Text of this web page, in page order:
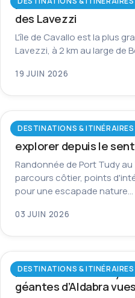
L’île de Cavallo en
des Lavezzi
L'île de Cavallo est la plus
Lavezzi, à 2 km au large de
19 JUIN 2026
DESTINATIONS & ITINÉRAIRES
Trou de l’Enfer à Groix
explorer depuis le
Randonnée de Port Tudy au
parcours côtier, points
pour une escapade nature…
03 JUIN 2026
DESTINATIONS & ITINÉRAIRES
Île Curieuse aux
géantes d’Aldabra